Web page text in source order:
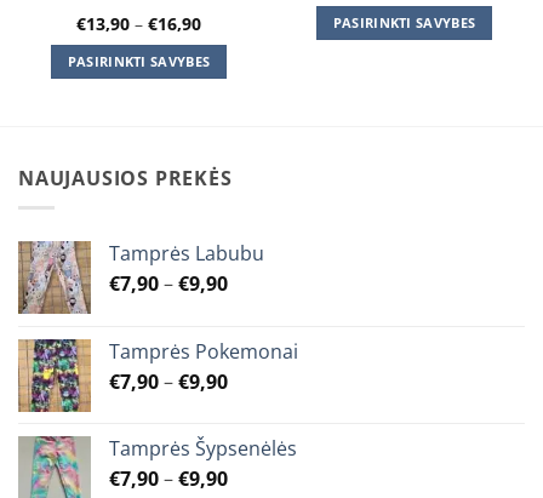
€13,90 – €16,90Price
€13,90
through
€16,90
PASIRINKTI SAVYBES
multiple
variants.
options
may
be
on
the
product
€12,90
through
€14,90
PASIRINKTI SAVYBES
NAUJAUSIOS PREKĖS
Tamprės Labubu
€7,90–€9,90Price
through
€9,90
Tamprės Pokemonai
€7,90–€9,90Price
through
€9,90
Tamprės Šypsenėlės
€7,90–€9,90Price